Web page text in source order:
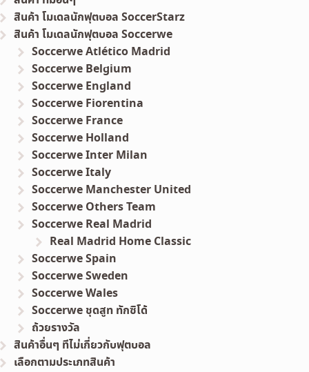
สินค้า โมเดลนักฟุตบอล SoccerStarz
สินค้า โมเดลนักฟุตบอล Soccerwe
Soccerwe Atlético Madrid
Soccerwe Belgium
Soccerwe England
Soccerwe Fiorentina
Soccerwe France
Soccerwe Holland
Soccerwe Inter Milan
Soccerwe Italy
Soccerwe Manchester United
Soccerwe Others Team
Soccerwe Real Madrid
Real Madrid Home Classic
Soccerwe Spain
Soccerwe Sweden
Soccerwe Wales
Soccerwe ชุดสูท ทักซิโด้
ถ้วยรางวัล
สินค้าอื่นๆ ทีไม่เกี่ยวกับฟุตบอล
เลือกตามประเภทสินค้า